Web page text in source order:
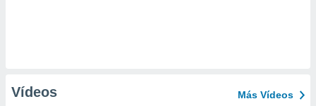
Vídeos Más Vídeos